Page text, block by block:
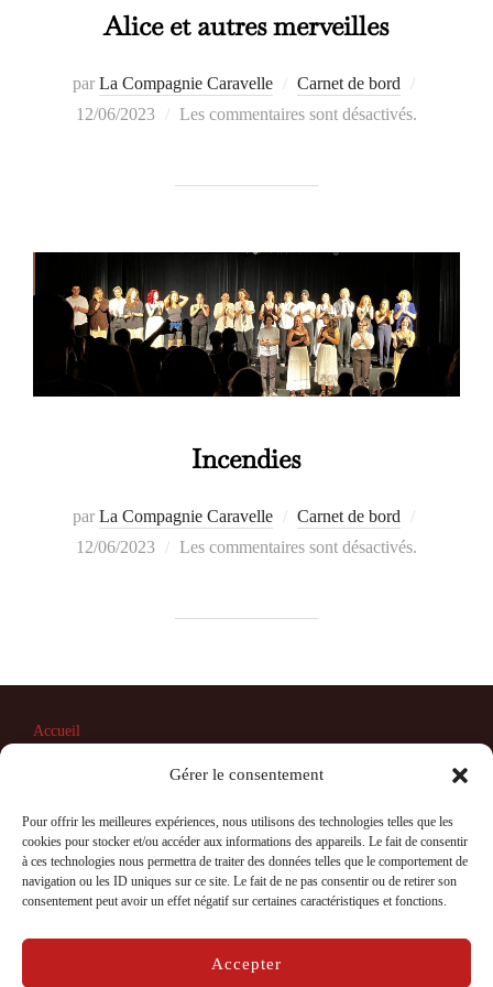
Gérer le consentement
Pour offrir les meilleures expériences, nous utilisons des technologies telles que les
cookies pour stocker et/ou accéder aux informations des appareils. Le fait de consentir
à ces technologies nous permettra de traiter des données telles que le comportement de
navigation ou les ID uniques sur ce site. Le fait de ne pas consentir ou de retirer son
consentement peut avoir un effet négatif sur certaines caractéristiques et fonctions.
Accepter
Alice et autres merveilles
par La Compagnie Caravelle Carnet de bord
12/06/2023 Les commentaires sont désactivés.
Incendies
par La Compagnie Caravelle Carnet de bord
12/06/2023 Les commentaires sont désactivés.
Accueil
Mentions légales, politique de confidentialité et cookies
Mentions légales, politique de confidentialité et cookies
Inspiro ThemeparWPZOOM